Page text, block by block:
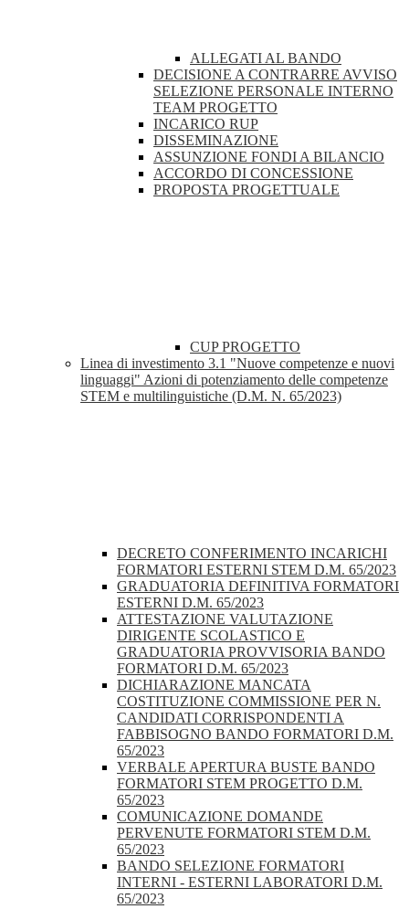
ALLEGATI AL BANDO
DECISIONE A CONTRARRE AVVISO
SELEZIONE PERSONALE INTERNO
TEAM PROGETTO
INCARICO RUP
DISSEMINAZIONE
ASSUNZIONE FONDI A BILANCIO
ACCORDO DI CONCESSIONE
PROPOSTA PROGETTUALE
CUP PROGETTO
Linea di investimento 3.1 "Nuove competenze e nuovi
linguaggi" Azioni di potenziamento delle competenze
STEM e multilinguistiche (D.M. N. 65/2023)
DECRETO CONFERIMENTO INCARICHI
FORMATORI ESTERNI STEM D.M. 65/2023
GRADUATORIA DEFINITIVA FORMATORI
ESTERNI D.M. 65/2023
ATTESTAZIONE VALUTAZIONE
DIRIGENTE SCOLASTICO E
GRADUATORIA PROVVISORIA BANDO
FORMATORI D.M. 65/2023
DICHIARAZIONE MANCATA
COSTITUZIONE COMMISSIONE PER N.
CANDIDATI CORRISPONDENTI A
FABBISOGNO BANDO FORMATORI D.M.
65/2023
VERBALE APERTURA BUSTE BANDO
FORMATORI STEM PROGETTO D.M.
65/2023
COMUNICAZIONE DOMANDE
PERVENUTE FORMATORI STEM D.M.
65/2023
BANDO SELEZIONE FORMATORI
INTERNI - ESTERNI LABORATORI D.M.
65/2023